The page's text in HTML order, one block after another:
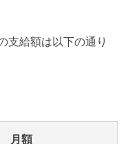
支給額は以下の通り
月額